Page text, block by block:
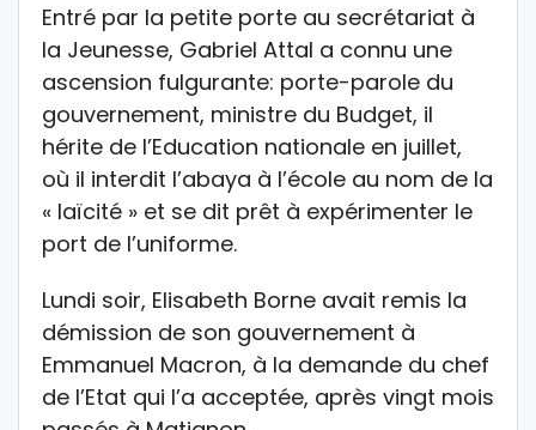
Entré par la petite porte au secrétariat à
la Jeunesse, Gabriel Attal a connu une
ascension fulgurante: porte-parole du
gouvernement, ministre du Budget, il
hérite de l’Education nationale en juillet,
où il interdit l’abaya à l’école au nom de la
« laïcité » et se dit prêt à expérimenter le
port de l’uniforme.
Lundi soir, Elisabeth Borne avait remis la
démission de son gouvernement à
Emmanuel Macron, à la demande du chef
de l’Etat qui l’a acceptée, après vingt mois